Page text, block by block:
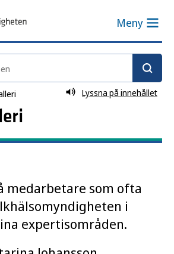
Meny
Lyssna på innehållet
medarbetare som ofta
i
expertisområden.